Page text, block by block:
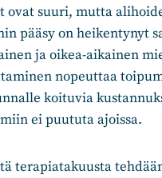
ovat suuri, mutta
pääsy on heikentynyt
ja oikea-aikainen
nopeuttaa
koituvia
ei puututa ajoissa.
terapiatakuusta